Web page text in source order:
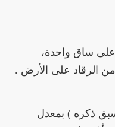
على ساق واحدة،
من الرقاد على الأرض .
ذكره ) بمعدل